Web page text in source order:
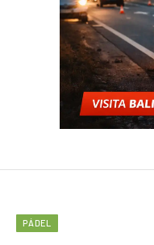
PÁDEL